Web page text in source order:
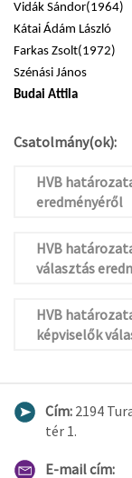
Vidák Sándor(1964)
Kátai Ádám László
Farkas Zsolt(1972)
Szénási János
Budai Attila
Csatolmány(ok):
HVB
eredményéről
HVB
választás
HVB
képviselők
Cím: 2194
tér 1.
E-mail cím: